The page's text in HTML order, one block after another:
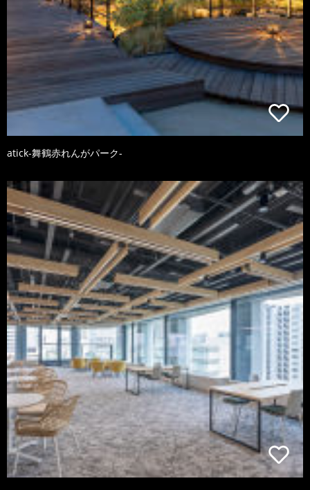
atick-舞鶴赤れんがパーク-